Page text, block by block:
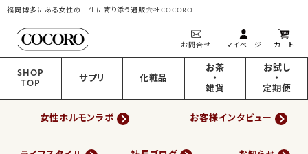
福岡博多にある女性の一生に寄り添う通販会社COCORO
お問合せ マイページ カート
SHOP
TOP
サプリ 化粧品
お茶
・
雑貨
お試し
・
定期便
女性ホルモンラボ お客様インタビュー